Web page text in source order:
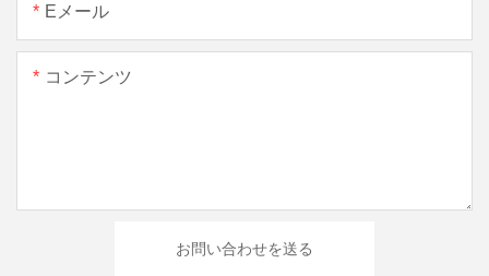
Eメール
コンテンツ
お問い合わせを送る